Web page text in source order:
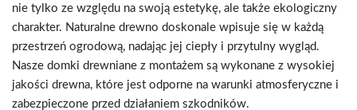
nie tylko ze względu na swoją estetykę, ale także ekologiczny
charakter. Naturalne drewno doskonale wpisuje się w każdą
przestrzeń ogrodową, nadając jej ciepły i przytulny wygląd.
Nasze domki drewniane z montażem są wykonane z wysokiej
jakości drewna, które jest odporne na warunki atmosferyczne i
zabezpieczone przed działaniem szkodników.